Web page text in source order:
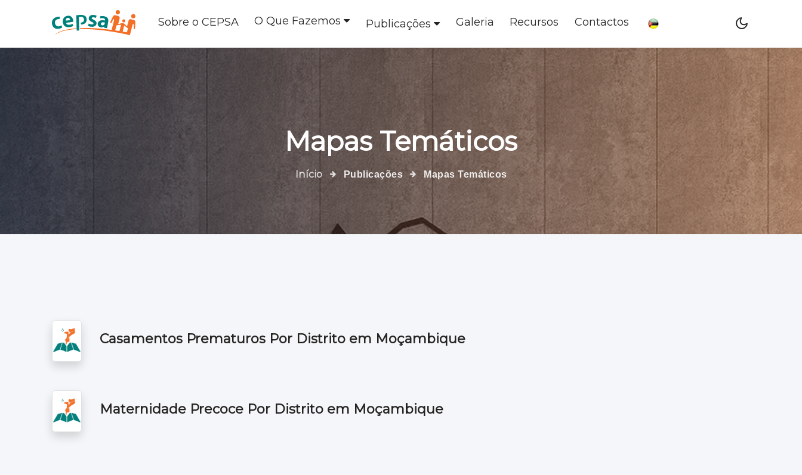
Sobre o CEPSA O Que Fazemos Publicações Galeria Recursos Contactos
Mapas Temáticos
Início Publicações Mapas Temáticos
Casamentos Prematuros Por Distrito em Moçambique
Maternidade Precoce Por Distrito em Moçambique